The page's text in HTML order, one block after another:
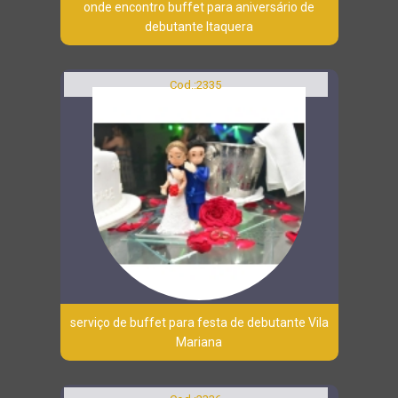
onde encontro buffet para aniversário de
debutante Itaquera
Cod.:2335
serviço de buffet para festa de debutante Vila
Mariana